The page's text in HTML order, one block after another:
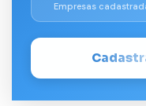
Empresas